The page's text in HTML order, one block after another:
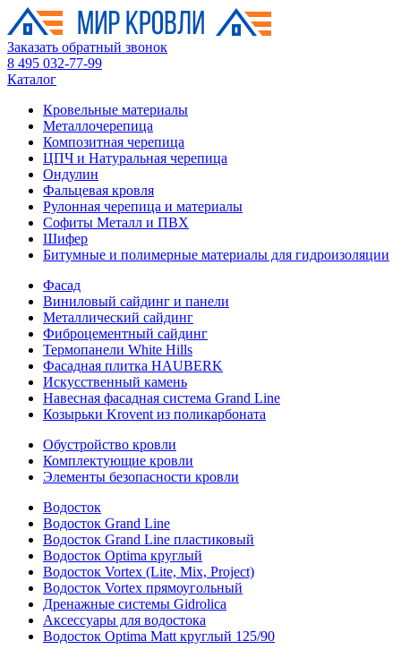
Заказать обратный звонок
8 495 032-77-99
Каталог
Кровельные материалы
Металлочерепица
Композитная черепица
ЦПЧ и Натуральная черепица
Ондулин
Фальцевая кровля
Рулонная черепица и материалы
Софиты Металл и ПВХ
Шифер
Битумные и полимерные материалы для гидроизоляции
Фасад
Виниловый сайдинг и панели
Металлический сайдинг
Фиброцементный сайдинг
Термопанели White Hills
Фасадная плитка HAUBERK
Искусственный камень
Навесная фасадная система Grand Line
Козырьки Krovent из поликарбоната
Обустройство кровли
Комплектующие кровли
Элементы безопасности кровли
Водосток
Водосток Grand Line
Водосток Grand Line пластиковый
Водосток Optima круглый
Водосток Vortex (Lite, Mix, Project)
Водосток Vortex прямоугольный
Дренажные системы Gidrolica
Аксессуары для водостока
Водосток Optima Matt круглый 125/90